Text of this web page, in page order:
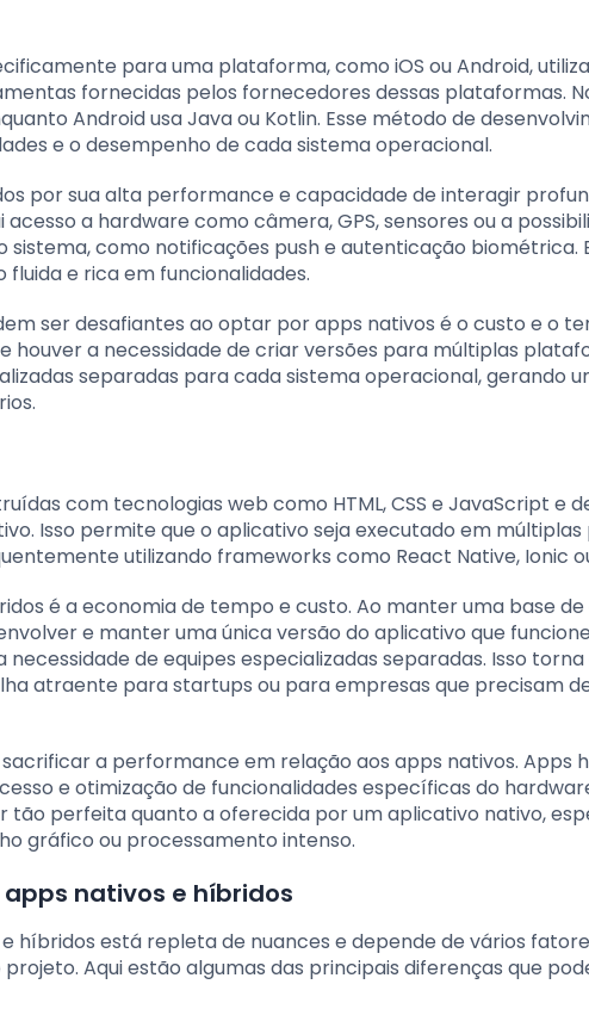
para uma plataforma, como iOS ou Android,
fornecidas pelos fornecedores dessas plataformas.
Android usa Java ou Kotlin. Esse método de
e o desempenho de cada sistema operacional.
por sua alta performance e capacidade de interagir
acesso a hardware como câmera, GPS, sensores ou a
como notificações push e autenticação biométrica.
e rica em funcionalidades.
ser desafiantes ao optar por apps nativos é o custo e o
houver a necessidade de criar versões para múltiplas
separadas para cada sistema operacional, gerando
com tecnologias web como HTML, CSS e JavaScript e
Isso permite que o aplicativo seja executado em
utilizando frameworks como React Native, Ionic
é a economia de tempo e custo. Ao manter uma base de
e manter uma única versão do aplicativo que
de equipes especializadas separadas. Isso torna
atraente para startups ou para empresas que precisam
a performance em relação aos apps nativos. Apps
e otimização de funcionalidades específicas do
tão perfeita quanto a oferecida por um aplicativo nativo,
gráfico ou processamento intenso.
nativos e híbridos
híbridos está repleta de nuances e depende de vários
Aqui estão algumas das principais diferenças que